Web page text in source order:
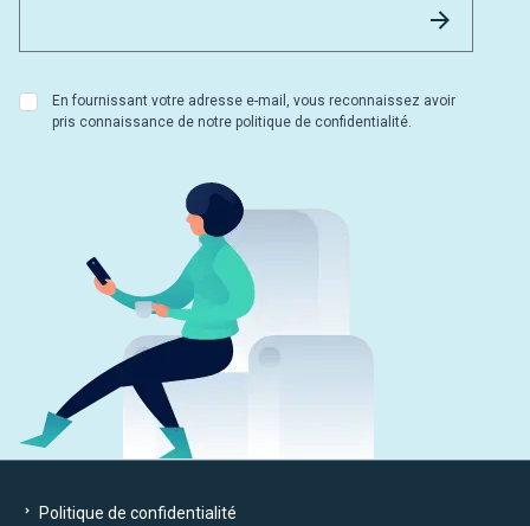
En fournissant votre adresse e-mail, vous reconnaissez avoir
pris connaissance de notre politique de confidentialité.
Politique de confidentialité